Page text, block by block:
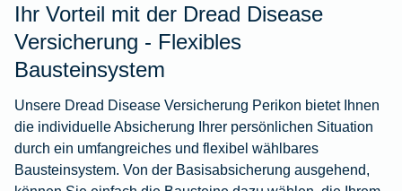
Ihr Vorteil mit der Dread Disease
Versicherung - Flexibles
Bausteinsystem
Unsere Dread Disease Versicherung Perikon bietet Ihnen
die individuelle Absicherung Ihrer persönlichen Situation
durch ein umfangreiches und flexibel wählbares
Bausteinsystem. Von der Basisabsicherung ausgehend,